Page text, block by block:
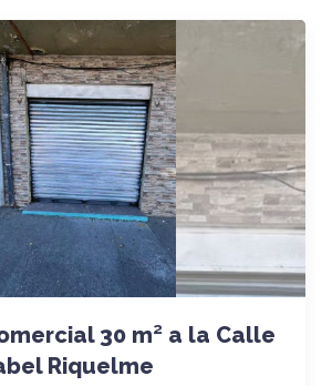
30 m² a la Calle
Riquelme